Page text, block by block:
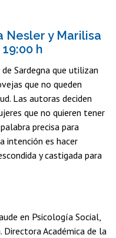
Nesler y Marilisa
h
Sardegna que utilizan
que no queden
Las autoras deciden
que no quieren tener
precisa para
intención es hacer
y castigada para
en Psicología Social,
Directora Académica de la